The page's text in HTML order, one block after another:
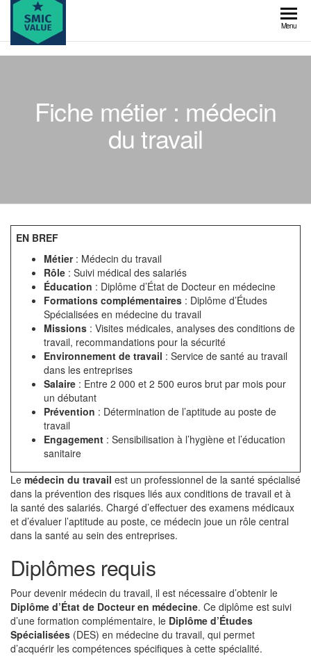
Skip
the
content
value
Menu
Fiche métier : médecin
du travail
EN BREF
Métier: Médecin du travail
Rôle : Suivi médical des salariés
Éducation : Diplôme d’État de Docteur en médecine
Formations complémentaires : Diplôme d’Études
Spécialisées en médecine du travail
Missions : Visites médicales, analyses des conditions de
travail, recommandations pour la sécurité
Environnement de travail : Service de santé au travail
dans les entreprises
Salaire : Entre 2 000 et 2 500 euros brut par mois pour
un débutant
Prévention : Détermination de l’aptitude au poste de
travail
Engagement : Sensibilisation à l’hygiène et l’éducation
sanitaire
Le médecin du travail est un professionnel de la santé spécialisé
dans la prévention des risques liés aux conditions de travail et à
la santé des salariés. Chargé d’effectuer des examens médicaux
et d’évaluer l’aptitude au poste, ce médecin joue un rôle central
dans la santé au sein des entreprises.
Diplômes requis
Pour devenir médecin du travail, il est nécessaire d’obtenir le
Diplôme d’État de Docteur en médecine. Ce diplôme est suivi
d’une formation complémentaire, le Diplôme d’Études
Spécialisées (DES) en médecine du travail, qui permet
d’acquérir les compétences spécifiques à cette spécialité.